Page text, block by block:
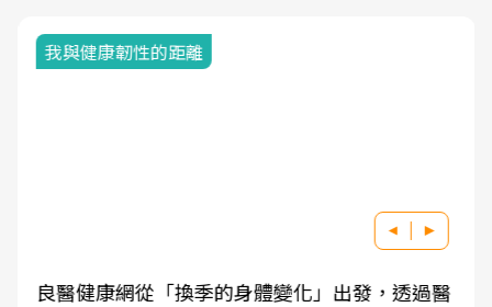
我與健康韌性的距離
良醫健康網從「換季的身體變化」出發，透過醫